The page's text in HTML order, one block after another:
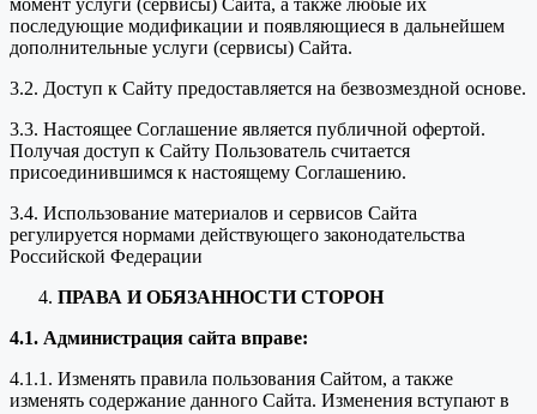
момент услуги (сервисы) Сайта, а также любые их
последующие модификации и появляющиеся в дальнейшем
дополнительные услуги (сервисы) Сайта.
3.2. Доступ к Сайту предоставляется на безвозмездной основе.
3.3. Настоящее Соглашение является публичной офертой.
Получая доступ к Сайту Пользователь считается
присоединившимся к настоящему Соглашению.
3.4. Использование материалов и сервисов Сайта
регулируется нормами действующего законодательства
Российской Федерации
ПРАВА И ОБЯЗАННОСТИ СТОРОН
4.1. Администрация сайта вправе:
4.1.1. Изменять правила пользования Сайтом, а также
изменять содержание данного Сайта. Изменения вступают в